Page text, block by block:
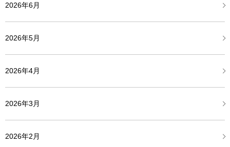
2026年6月
2026年5月
2026年4月
2026年3月
2026年2月